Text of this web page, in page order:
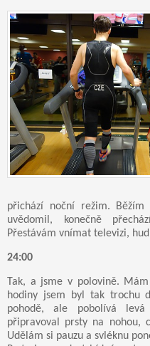
přichází noční režim.
uvědomil, konečně
Přestávám vnímat televizi,
24:00
Tak, a jsme v polovině.
hodiny jsem byl tak trochu
pohodě, ale pobolívá
připravoval prsty na nohou,
Udělám si pauzu a svléknu